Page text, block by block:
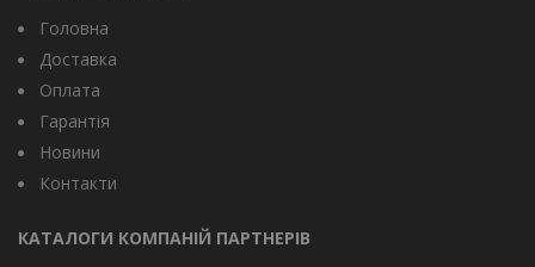
Головна
Доставка
Оплата
Гарантія
Новини
Контакти
КАТАЛОГИ КОМПАНІЙ ПАРТНЕРІВ